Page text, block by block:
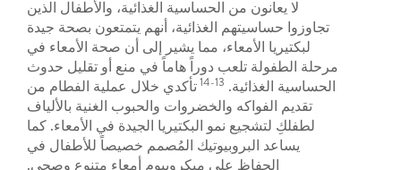
لا يعانون من الحساسية الغذائية، والأطفال الذين
تجاوزوا حساسيتهم الغذائية، أنهم يتمتعون بصحة جيدة
لبكتيريا الأمعاء، مما يشير إلى أن صحة الأمعاء في
مرحلة الطفولة تلعب دوراً هاماً في منع أو تقليل حدوث
الحساسية الغذائية. 13-14
تأكدي خلال عملية الفطام من
تقديم الفواكه والخضروات والحبوب الغنية بالألياف
لطفلكِ لتشجيع نمو البكتيريا الجيدة في الأمعاء. كما
يساعد البروبيوتيك المُصمم خصيصاً للأطفال في
الحفاظ على ميكروبيوم أمعاء متنوع وصحي.